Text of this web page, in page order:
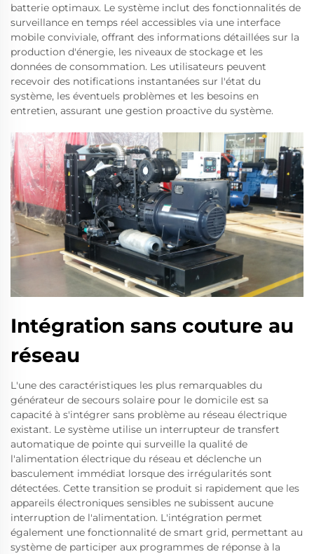
batterie optimaux. Le système inclut des fonctionnalités de
surveillance en temps réel accessibles via une interface
mobile conviviale, offrant des informations détaillées sur la
production d'énergie, les niveaux de stockage et les
données de consommation. Les utilisateurs peuvent
recevoir des notifications instantanées sur l'état du
système, les éventuels problèmes et les besoins en
entretien, assurant une gestion proactive du système.
Intégration sans couture au
réseau
L'une des caractéristiques les plus remarquables du
générateur de secours solaire pour le domicile est sa
capacité à s'intégrer sans problème au réseau électrique
existant. Le système utilise un interrupteur de transfert
automatique de pointe qui surveille la qualité de
l'alimentation électrique du réseau et déclenche un
basculement immédiat lorsque des irrégularités sont
détectées. Cette transition se produit si rapidement que les
appareils électroniques sensibles ne subissent aucune
interruption de l'alimentation. L'intégration permet
également une fonctionnalité de smart grid, permettant au
système de participer aux programmes de réponse à la